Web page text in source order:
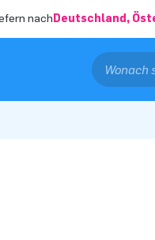
nach Deutschland,